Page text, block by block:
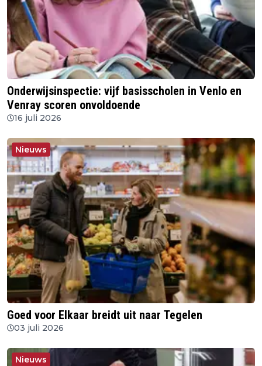
Onderwijsinspectie: vijf basisscholen in Venlo en
Venray scoren onvoldoende
16 juli 2026
Nieuws
Goed voor Elkaar breidt uit naar Tegelen
03 juli 2026
Nieuws